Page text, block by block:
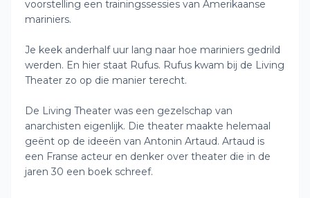
voorstelling een trainingssessies van Amerikaanse
mariniers.
Je keek anderhalf uur lang naar hoe mariniers gedrild
werden. En hier staat Rufus. Rufus kwam bij de Living
Theater zo op die manier terecht.
De Living Theater was een gezelschap van
anarchisten eigenlijk. Die theater maakte helemaal
geënt op de ideeën van Antonin Artaud. Artaud is
een Franse acteur en denker over theater die in de
jaren 30 een boek schreef.